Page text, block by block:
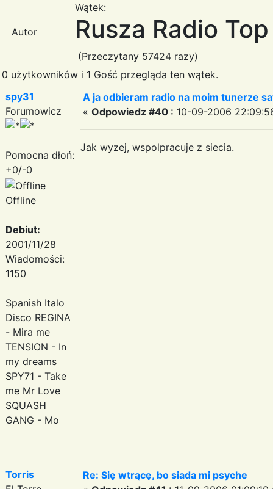
Autor
Wątek:
Rusza Radio
(Przeczytany 57424 razy)
0 użytkowników i 1 Gość przegląda ten wątek.
spy31
Forumowicz
Pomocna dłoń:
+0/-0
Offline
Debiut:
2001/11/28
Wiadomości:
1150
Spanish Italo
Disco REGINA
- Mira me
TENSION - In
my dreams
SPY71 - Take
me Mr Love
SQUASH
GANG - Mo
A ja odbieram radio na moim tunerze
« Odpowiedz #40 : 10-09-2006
Jak wyzej, wspolpracuje z siecia.
Torris
Re: Się wtrącę, bo siada mi psyche